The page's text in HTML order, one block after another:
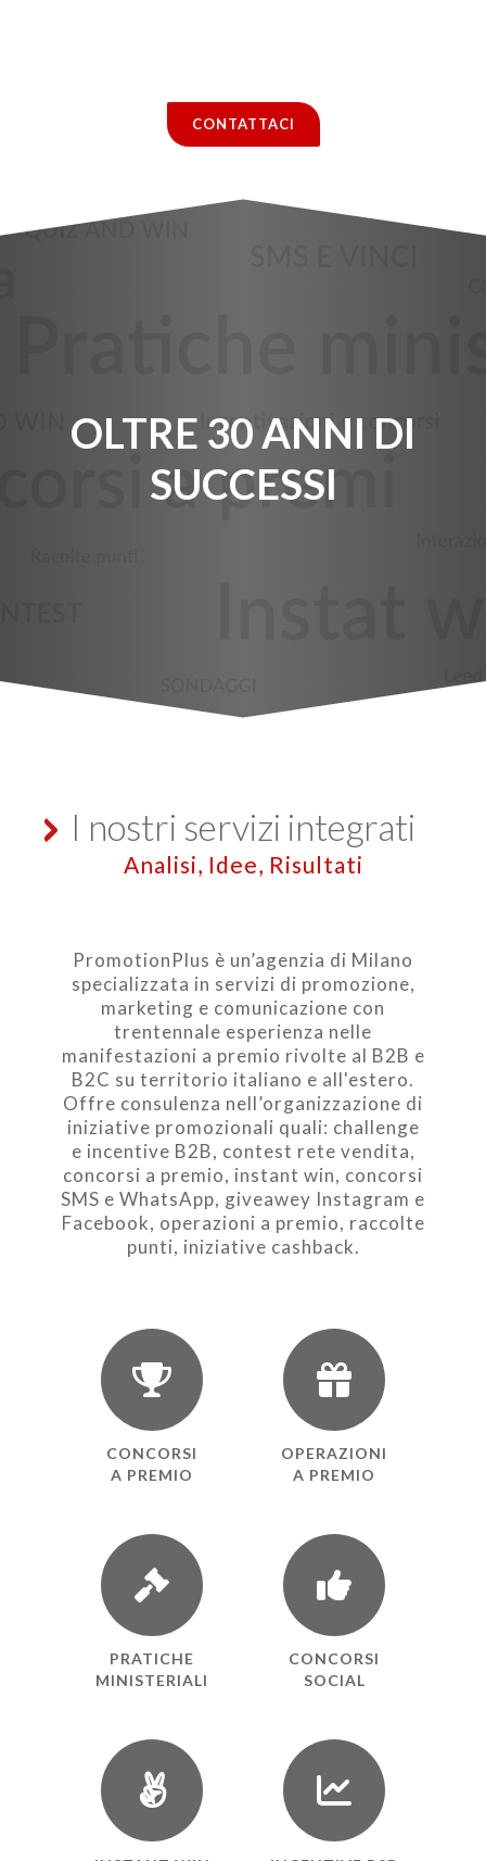
CONTATTACI
OLTRE 30 ANNI DI
SUCCESSI
I nostri servizi integrati
Analisi, Idee, Risultati
PromotionPlus è un’agenzia di Milano
specializzata in servizi di promozione,
marketing e comunicazione con
trentennale esperienza nelle
manifestazioni a premio rivolte al B2B e
B2C su territorio italiano e all'estero.
Offre consulenza nell’organizzazione di
iniziative promozionali quali: challenge
e incentive B2B, contest rete vendita,
concorsi a premio, instant win, concorsi
SMS e WhatsApp, giveawey Instagram e
Facebook, operazioni a premio, raccolte
punti, iniziative cashback.
CONCORSI
A PREMIO
OPERAZIONI
A PREMIO
PRATICHE
MINISTERIALI
CONCORSI
SOCIAL